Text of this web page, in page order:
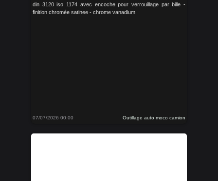
din 3120 iso 1174 avec encoche pour verrouillage par bille -
finition chromée satinee - chrome vanadium
07/07/2026 00:00 Outillage auto moco camion